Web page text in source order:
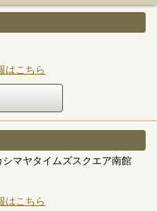
はこちら
マヤタイムズスクエア南館
はこちら